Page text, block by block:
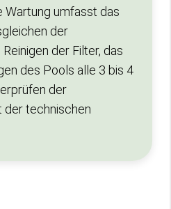
Wartung umfasst das
der
der Filter, das
des Pools alle 3 bis 4
der
der technischen